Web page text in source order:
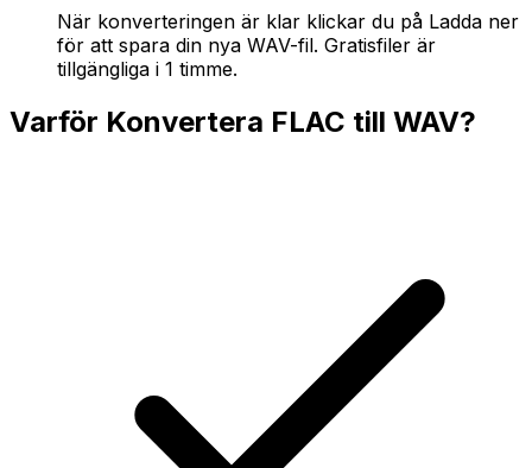
När konverteringen är klar klickar du på Ladda ner
för att spara din nya WAV-fil. Gratisfiler är
tillgängliga i 1 timme.
Varför Konvertera FLAC till WAV?